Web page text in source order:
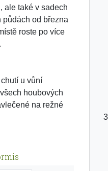
ale také v sadech
půdách od března
roste po více
u vůní
houbových
na režné